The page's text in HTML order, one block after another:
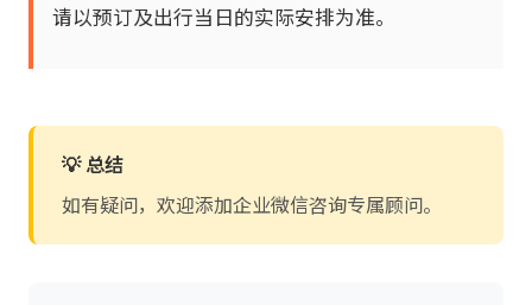
请以预订及出行当日的实际安排为准。
💡 总结
如有疑问，欢迎添加企业微信咨询专属顾问。